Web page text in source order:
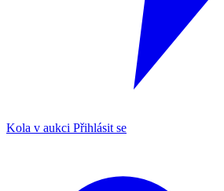
Kola v aukci Přihlásit se